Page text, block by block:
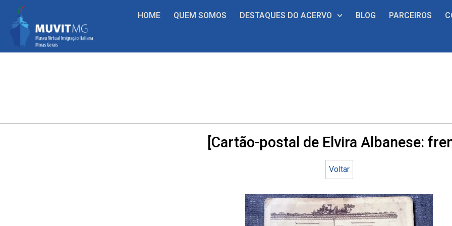
HOME QUEM SOMOS DESTAQUES DO ACERVO BLOG PARCEIROS
[Cartão-postal de Elvira Albanese:
Voltar